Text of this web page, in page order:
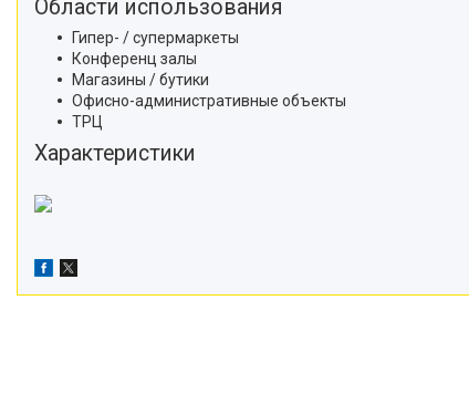
Области использования
Гипер- / супермаркеты
Конференц залы
Магазины / бутики
Офисно-административные объекты
ТРЦ
Характеристики